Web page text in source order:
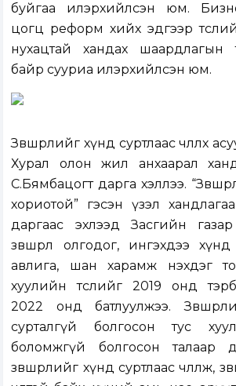
буйгаа илэрхийлсэн юм.
цогц реформ хийх эдгээр
нухацтай хандах шаардлагын
байр сууриа илэрхийлсэн юм.
Зөвшөөрлийг хүнд суртлаас чөлөөлөх
Хурал олон жил анхаарал
С.Бямбацогт дарга хэллээ.
хориотой” гэсэн үзэл
даргаас эхлээд Засгийн газар
зөвшөөрөл олгодог, ингэхдээ
авлига, шан харамж нэхдэг
хуулийн төслийг 2019 онд
2022 онд батлуулжээ.
сурталгүй болгосон тус
боломжгүй болгосон талаар
зөвшөөрлийг хүнд суртлаас чөлөөлж,